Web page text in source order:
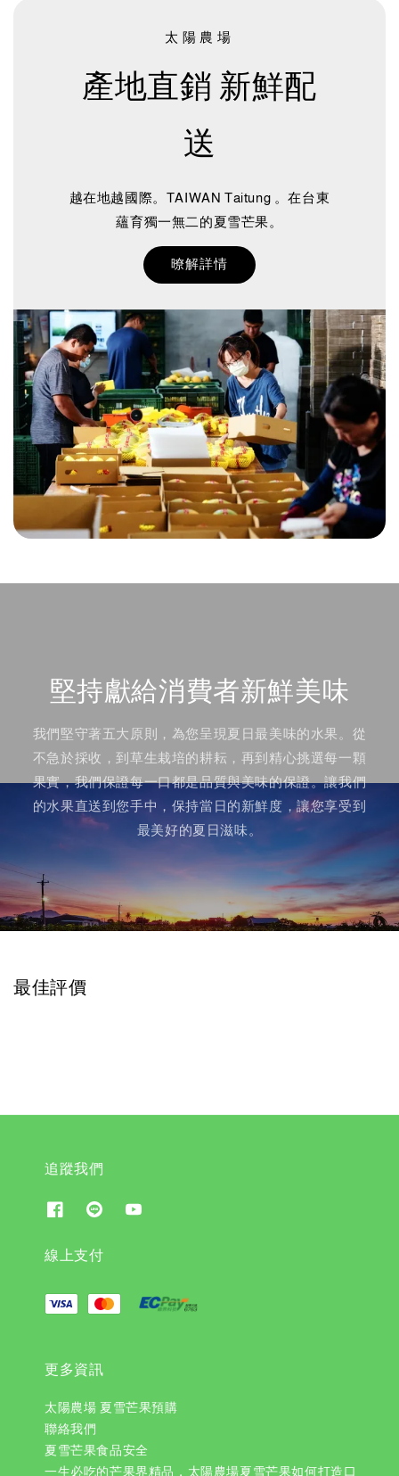
太陽農場
產地直銷 新鮮配
送
越在地越國際。TAIWAN Taitung 。在台東
蘊育獨一無二的夏雪芒果。
暸解詳情
堅持獻給消費者新鮮美味
我們堅守著五大原則，為您呈現夏日最美味的水果。從
不急於採收，到草生栽培的耕耘，再到精心挑選每一顆
果實，我們保證每一口都是品質與美味的保證。讓我們
的水果直送到您手中，保持當日的新鮮度，讓您享受到
最美好的夏日滋味。
最佳評價
追蹤我們
線上支付
更多資訊
太陽農場 夏雪芒果預購
聯絡我們
夏雪芒果食品安全
一生必吃的芒果界精品，太陽農場夏雪芒果如何打造口